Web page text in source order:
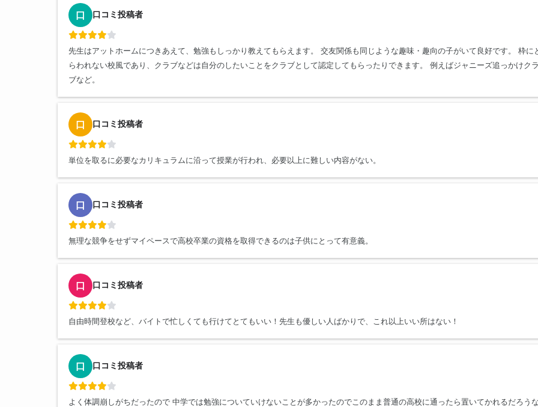
口 口コミ投稿者
先生はアットホームにつきあえて、勉強もしっかり教えてもらえます。 交友関係も同じような趣味・趣向の子がいて良好です。 枠に
らわれない校風であり、クラブなどは自分のしたいことをクラブとして認定してもらったりできます。 例えばジャニーズ追っかけク
ブなど。
口 口コミ投稿者
単位を取るに必要なカリキュラムに沿って授業が行われ、必要以上に難しい内容がない。
口 口コミ投稿者
無理な競争をせずマイペースで高校卒業の資格を取得できるのは子供にとって有意義。
口 口コミ投稿者
自由時間登校など、バイトで忙しくても行けてとてもいい！先生も優しい人ばかりで、これ以上いい所はない！
口 口コミ投稿者
よく体調崩しがちだったので 中学では勉強についていけないことが多かったのでこのまま普通の高校に通ったら置いてかれるだろう